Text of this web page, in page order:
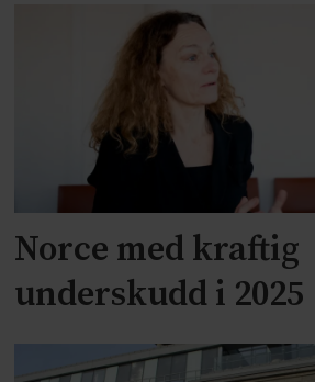
Norce med kraftig
underskudd i 2025